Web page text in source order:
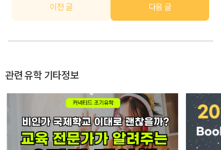
이전 글 다음 글
관련 유학 기타정보